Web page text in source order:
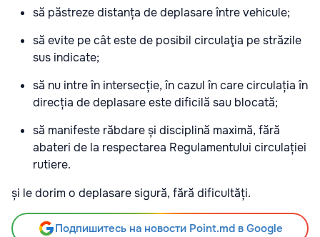
să păstreze distanța de deplasare între vehicule;
să evite pe cât este de posibil circulaţia pestrăzile
sus indicate;
să nu intre în intersecție, în cazul în care circulația în
direcția de deplasare este dificilă sau blocată;
să manifeste răbdare și disciplină maximă, fără
abateri de la respectarea Regulamentului circulației
rutiere.
și le dorim o deplasare sigură, fără dificultăți.
Подпишитесь на новости Point.md в Google